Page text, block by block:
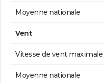
Moyenne nationale
Vent
Vitesse de vent maximale
Moyenne nationale